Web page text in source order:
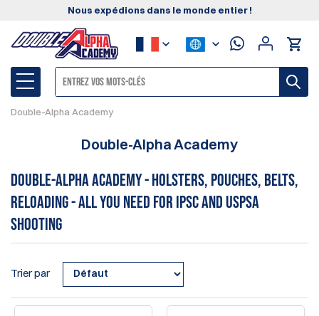
Nous expédions dans le monde entier !
Double-Alpha Academy
Double-Alpha Academy
Double-Alpha Academy - Holsters, Pouches, Belts,
Reloading - all you need for IPSC and USPSA
Shooting
Trier par